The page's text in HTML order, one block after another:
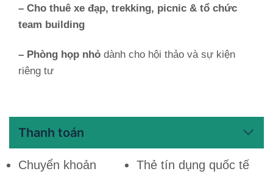
– Cho thuê xe đạp, trekking, picnic & tổ chức
team building
– Phòng họp nhỏ dành cho hội thảo và sự kiện
riêng tư
Thanh toán
Chuyển khoản
Thẻ tín dụng quốc tế